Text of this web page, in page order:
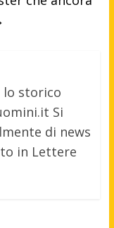
lo storico
Si
di news
in Lettere